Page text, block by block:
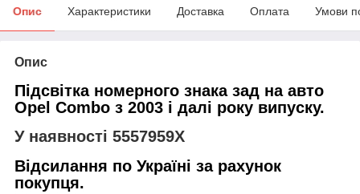
Опис Характеристики Доставка Оплата Умови
Опис
Підсвітка номерного знака зад на авто
Opel Combo з 2003 і далі року випуску.
У наявності 5557959X
Відсилання по Україні за рахунок
покупця.